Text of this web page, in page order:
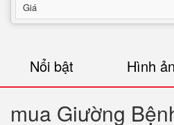
Giá
Nổi bật Hình
mua Giường